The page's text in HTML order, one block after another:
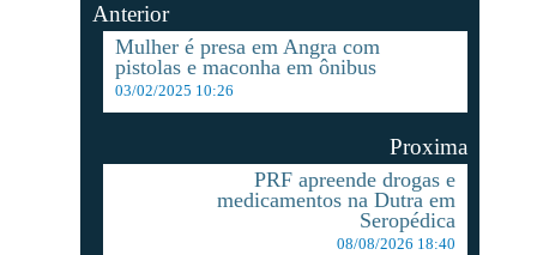
Anterior
Mulher é presa em Angra com
pistolas e maconha em ônibus
03/02/2025 10:26
Proxima
PRF apreende drogas e
medicamentos na Dutra em
Seropédica
08/08/2026 18:40